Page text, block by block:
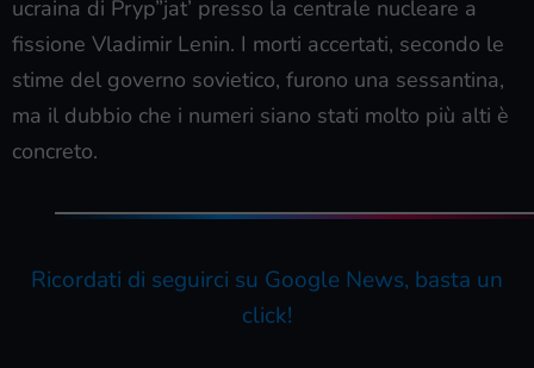
ucraina di Pryp”jat’ presso la centrale nucleare a
fissione Vladimir Lenin. I morti accertati, secondo le
stime del governo sovietico, furono una sessantina,
ma il dubbio che i numeri siano stati molto più alti è
concreto.
Ricordati di seguirci su Google News, basta un
click!